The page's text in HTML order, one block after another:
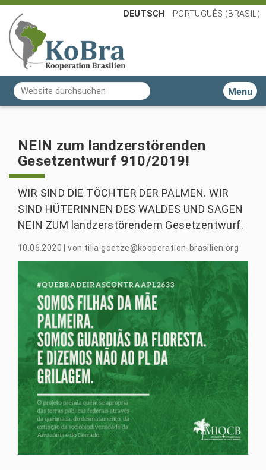
Website durchsuchen
Erweiterte Suche…
DEUTSCH PORTUGUÊS (BRASIL)
Toggle
NEIN zum landzerstörenden
Gesetzentwurf 910/2019!
WIR SIND DIE TÖCHTER DER PALMEN. WIR
SIND HÜTERINNEN DES WALDES UND SAGEN
NEIN ZUM landzerstörendem Gesetzentwurf.
10.06.2020 |von tilia.goetze@kooperation-brasilien.org